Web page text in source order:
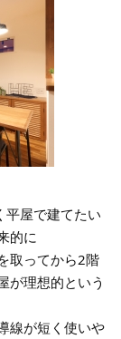
平屋で建てたい
的に
取ってから2階
が理想的という
線が短く使いや